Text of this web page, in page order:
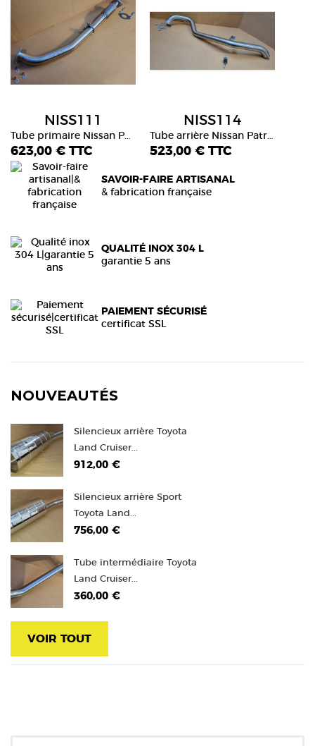
NISS111
Tube primaire Nissan Patrol GR Y60 2.8L TD 1988-1997
623,00 € TTC
NISS114
Tube arrière Nissan Patrol GR Y60 2.8L TD 1988-1997
523,00 € TTC
SAVOIR-FAIRE ARTISANAL
& fabrication française
QUALITÉ INOX 304 L
garantie 5 ans
PAIEMENT SÉCURISÉ
certificat SSL
NOUVEAUTÉS
Silencieux arrière Toyota
Land Cruiser...
912,00 €
Silencieux arrière Sport
Toyota Land...
756,00 €
Tube intermédiaire Toyota
Land Cruiser...
360,00 €
VOIR TOUT